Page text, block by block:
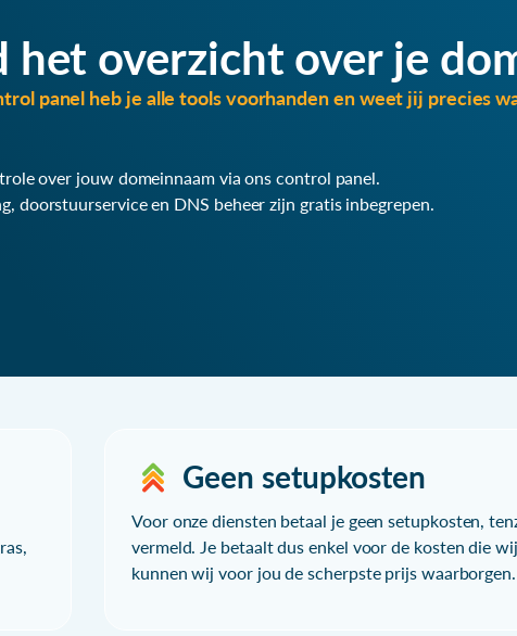
het overzicht over je
panel heb je alle tools voorhanden en weet jij precies
over jouw domeinnaam via ons control panel.
doorstuurservice en DNS beheer zijn gratis inbegrepen.
Geen setupkosten
Voor onze diensten betaal je geen setupkosten,
vermeld. Je betaalt dus enkel voor de kosten die
kunnen wij voor jou de scherpste prijs waarborgen.